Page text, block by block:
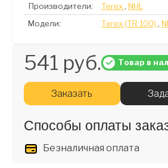
Производители:
Terex , NHL
Модели:
Terex (TR 100) ,
541 руб. Товар в
Заказать
Способы оплаты
Безналичная оплата